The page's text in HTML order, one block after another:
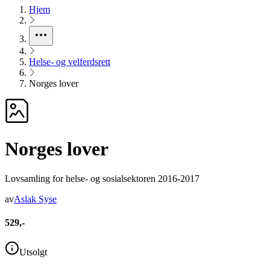
Hjem
Helse- og velferdsrett
Norges lover
Norges lover
Lovsamling for helse- og sosialsektoren 2016-2017
avAslak Syse
529,-
Utsolgt